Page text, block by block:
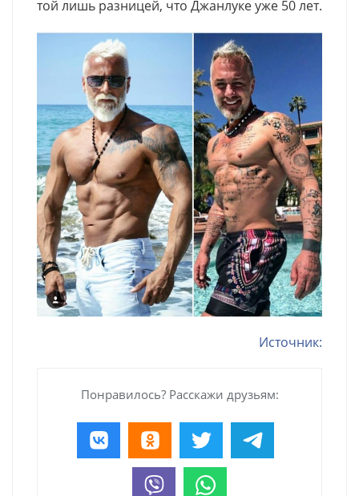
той лишь разницей, что Джанлуке уже 50 лет.
Источник:
Понравилось? Расскажи друзьям: